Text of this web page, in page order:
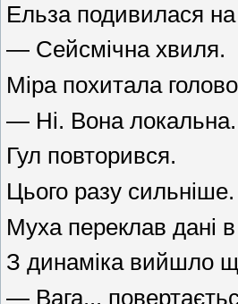
Ельза подивилася на
— Сейсмічна хвиля.
Міра похитала
— Ні. Вона
Гул повторився.
Цього разу сильніше.
Муха переклав дані
З динаміка вийшло
— Вага...